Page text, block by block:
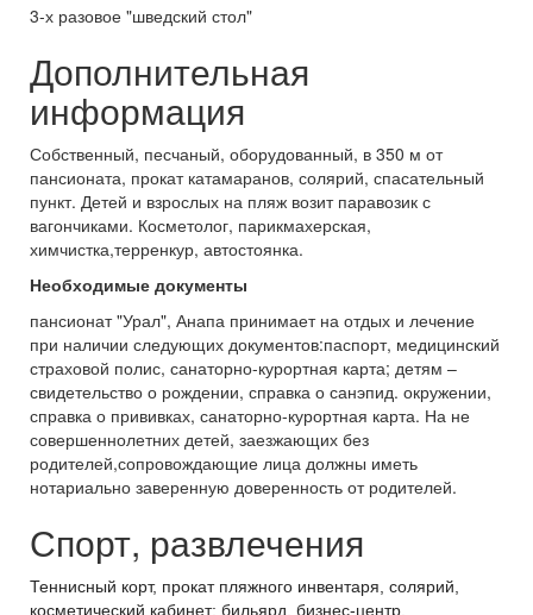
3-х разовое "шведский стол"
Дополнительная
информация
Собственный, песчаный, оборудованный, в 350 м от
пансионата, прокат катамаранов, солярий, спасательный
пункт. Детей и взрослых на пляж возит паравозик с
вагончиками. Косметолог, парикмахерская,
химчистка,терренкур, автостоянка.
Необходимые документы
пансионат "Урал", Анапа принимает на отдых и лечение
при наличии следующих документов:паспорт, медицинский
страховой полис, санаторно-курортная карта; детям –
свидетельство о рождении, справка о санэпид. окружении,
справка о прививках, санаторно-курортная карта. На не
совершеннолетних детей, заезжающих без
родителей,сопровождающие лица должны иметь
нотариально заверенную доверенность от родителей.
Спорт, развлечения
Теннисный корт, прокат пляжного инвентаря, солярий,
косметический кабинет; бильярд, бизнес-центр,